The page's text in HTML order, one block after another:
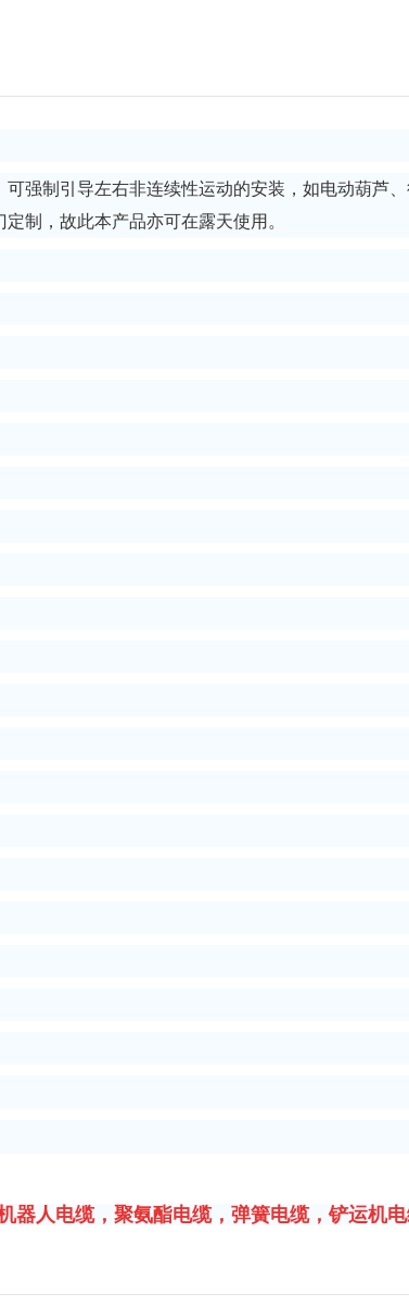
强制引导左右非连续性运动的安装，如电动葫芦
制，故此本产品亦可在露天使用。
人电缆，聚氨酯电缆，弹簧电缆，铲运机